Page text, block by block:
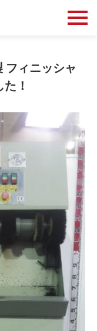
フィニッシャ
！